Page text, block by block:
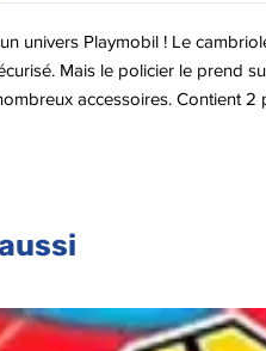
univers Playmobil ! Le
Mais le policier le prend
accessoires. Contient 2